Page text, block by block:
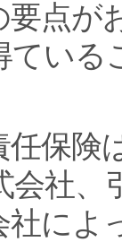
要点が
ている
保険
会社、
社によ